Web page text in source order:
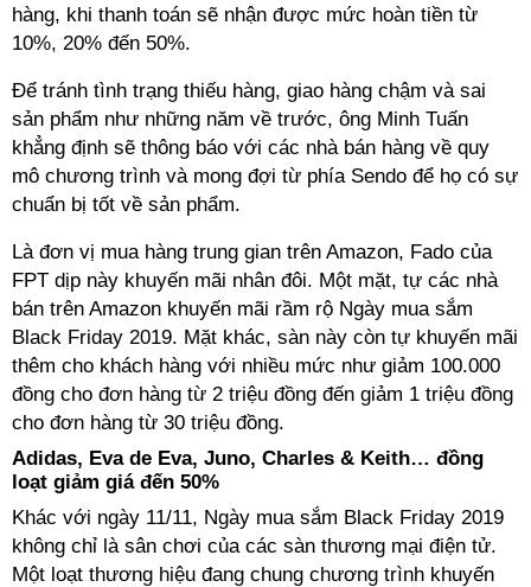
hàng, khi thanh toán sẽ nhận được mức hoàn tiền từ
10%, 20% đến 50%.
Để tránh tình trạng thiếu hàng, giao hàng chậm và sai
sản phẩm như những năm về trước, ông Minh Tuấn
khẳng định sẽ thông báo với các nhà bán hàng về quy
mô chương trình và mong đợi từ phía Sendo để họ có sự
chuẩn bị tốt về sản phẩm.
Là đơn vị mua hàng trung gian trên Amazon, Fado của
FPT dịp này khuyến mãi nhân đôi. Một mặt, tự các nhà
bán trên Amazon khuyến mãi rầm rộ Ngày mua sắm
Black Friday 2019. Mặt khác, sàn này còn tự khuyến mãi
thêm cho khách hàng với nhiều mức như giảm 100.000
đồng cho đơn hàng từ 2 triệu đồng đến giảm 1 triệu đồng
cho đơn hàng từ 30 triệu đồng.
Adidas, Eva de Eva, Juno, Charles & Keith… đồng
loạt giảm giá đến 50%
Khác với ngày 11/11, Ngày mua sắm Black Friday 2019
không chỉ là sân chơi của các sàn thương mại điện tử.
Một loạt thương hiệu đang chung chương trình khuyến